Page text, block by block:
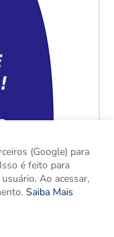
(Google) para
é feito para
Ao acessar,
Saiba Mais